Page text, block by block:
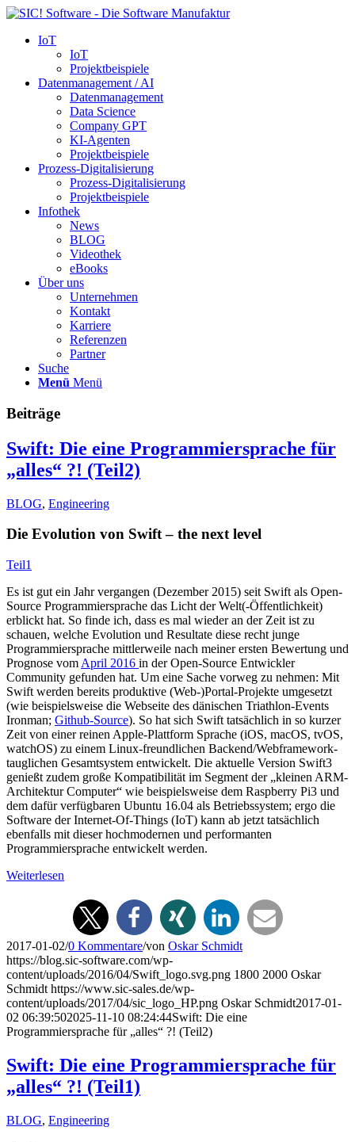
IoT
IoT
Projektbeispiele
Datenmanagement / AI
Datenmanagement
Data Science
Company GPT
KI-Agenten
Projektbeispiele
Prozess-Digitalisierung
Prozess-Digitalisierung
Projektbeispiele
Infothek
News
BLOG
Videothek
eBooks
Über uns
Unternehmen
Kontakt
Karriere
Referenzen
Partner
Suche
Menü Menü
Beiträge
Swift: Die eine Programmiersprache für
„alles“ ?! (Teil2)
BLOG, Engineering
Die Evolution von Swift – the next level
Teil1
Es ist gut ein Jahr vergangen (Dezember 2015) seit Swift als Open-
Source Programmiersprache das Licht der Welt(-Öffentlichkeit)
erblickt hat. So finde ich, dass es mal wieder an der Zeit ist zu
schauen, welche Evolution und Resultate diese recht junge
Programmiersprache mittlerweile nach meiner ersten Bewertung und
Prognose vom April 2016 in der Open-Source Entwickler
Community gefunden hat. Um eine Sache vorweg zu nehmen: Mit
Swift werden bereits produktive (Web-)Portal-Projekte umgesetzt
(wie beispielsweise die Webseite des dänischen Triathlon-Events
Ironman; Github-Source). So hat sich Swift tatsächlich in so kurzer
Zeit von einer reinen Apple-Plattform Sprache (iOS, macOS, tvOS,
watchOS) zu einem Linux-freundlichen Backend/Webframework-
tauglichen Gesamtsystem entwickelt. Die aktuelle Version Swift3
genießt zudem große Kompatibilität im Segment der „kleinen ARM-
Architektur Computer“ wie beispielsweise dem Raspberry Pi3 und
dem dafür verfügbaren Ubuntu 16.04 als Betriebssystem; ergo die
Software der Internet-Of-Things (IoT) kann ab jetzt tatsächlich
ebenfalls mit dieser hochmodernen und performanten
Programmiersprache entwickelt werden.
Weiterlesen
2017-01-02/0 Kommentare/von Oskar Schmidt
https://blog.sic-software.com/wp-
content/uploads/2016/04/Swift_logo.svg.png 1800 2000 Oskar
Schmidt https://www.sic-sales.de/wp-
content/uploads/2017/04/sic_logo_HP.png Oskar Schmidt2017-01-
02 06:39:502025-11-10 08:24:44Swift: Die eine
Programmiersprache für „alles“ ?! (Teil2)
Swift: Die eine Programmiersprache für
„alles“ ?! (Teil1)
BLOG, Engineering